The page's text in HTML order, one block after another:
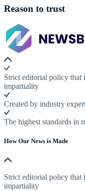
Reason to trust
Strict editorial policy that
impartiality
Created by industry
The highest standards in
How Our News is Made
Strict editorial policy that
impartiality